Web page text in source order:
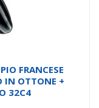
FRANCESE
IN OTTONE +
32C4